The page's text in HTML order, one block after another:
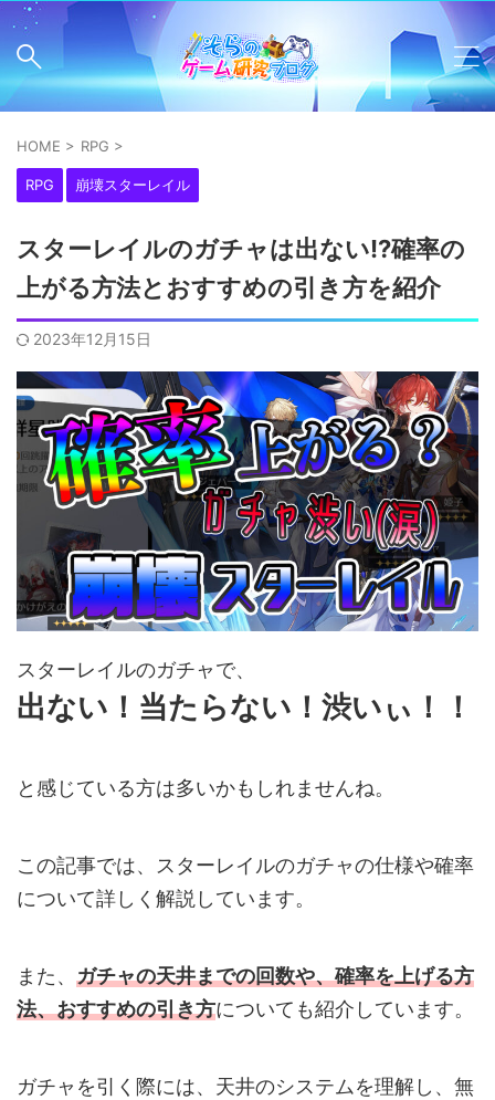
HOME > RPG >
RPG 崩壊スターレイル
スターレイルのガチャは出ない!?確率の
上がる方法とおすすめの引き方を紹介
2023年12月15日
スターレイルのガチャで、
出ない！当たらない！渋いぃ！！
と感じている方は多いかもしれませんね。
この記事では、スターレイルのガチャの仕様や確率
について詳しく解説しています。
また、 ガチャの天井までの回数や、確率を上げる方
法、おすすめの引き方についても紹介しています。
ガチャを引く際には、天井のシステムを理解し、無